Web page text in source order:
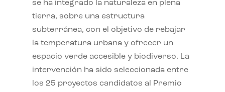
se ha integrado la naturaleza en plena
tierra, sobre una estructura
subterránea, con el objetivo de rebajar
la temperatura urbana y ofrecer un
espacio verde accesible y biodiverso. La
intervención ha sido seleccionada entre
los 25 proyectos candidatos al Premio